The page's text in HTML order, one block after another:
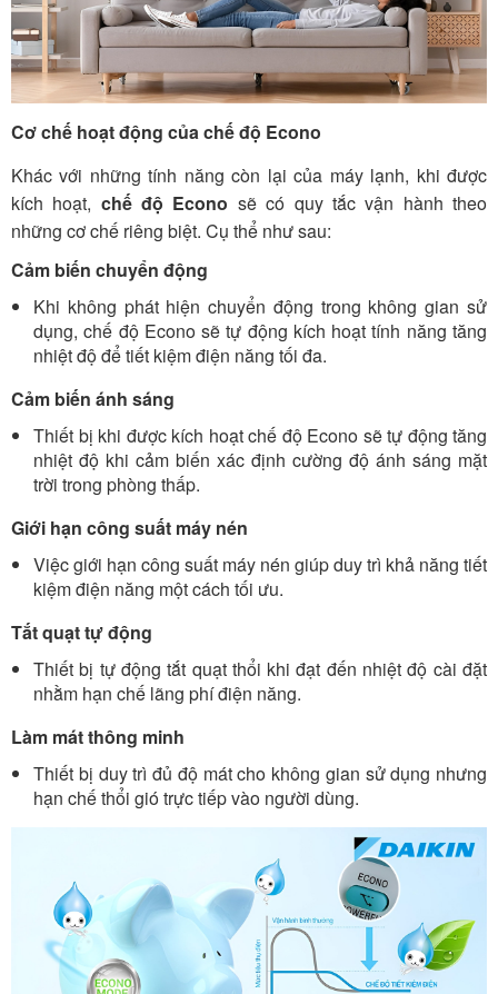
Cơ chế hoạt động của chế độ Econo
Khác với những tính năng còn lại của máy lạnh, khi được
kích hoạt, chế độ Econo sẽ có quy tắc vận hành theo
những cơ chế riêng biệt. Cụ thể như sau:
Cảm biến chuyển động
Khi không phát hiện chuyển động trong không gian sử
dụng, chế độ Econo sẽ tự động kích hoạt tính năng tăng
nhiệt độ để tiết kiệm điện năng tối đa.
Cảm biến ánh sáng
Thiết bị khi được kích hoạt chế độ Econo sẽ tự động tăng
nhiệt độ khi cảm biến xác định cường độ ánh sáng mặt
trời trong phòng thấp.
Giới hạn công suất máy nén
Việc giới hạn công suất máy nén giúp duy trì khả năng tiết
kiệm điện năng một cách tối ưu.
Tắt quạt tự động
Thiết bị tự động tắt quạt thổi khi đạt đến nhiệt độ cài đặt
nhằm hạn chế lãng phí điện năng.
Làm mát thông minh
Thiết bị duy trì đủ độ mát cho không gian sử dụng nhưng
hạn chế thổi gió trực tiếp vào người dùng.